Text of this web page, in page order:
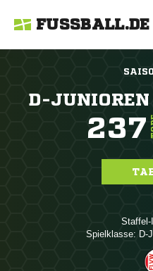
FUSSBALL.DE
D-
237
Staffel-
Spielklasse: D-